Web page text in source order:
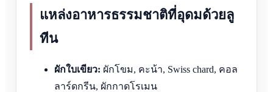
แหล่งอาหารธรรมชาติที่อุดมด้วยลู
ทีน
ผักใบเขียว: ผักโขม, คะน้า, Swiss chard, คอล
ลาร์ดกรีน, ผักกาดโรเมน